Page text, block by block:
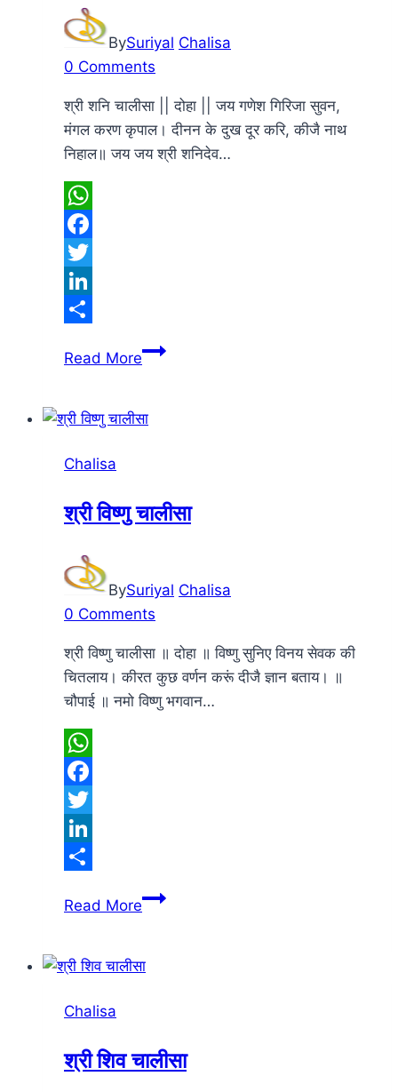
BySuriyal Chalisa
0 Comments
श्री शनि चालीसा || दोहा || जय गणेश गिरिजा सुवन,
मंगल करण कृपाल। दीनन के दुख दूर करि, कीजै नाथ
निहाल॥ जय जय श्री शनिदेव…
WhatsApp
Facebook
Twitter
LinkedIn
Read Moreश्री
Chalisa
श्री विष्णु चालीसा
BySuriyal Chalisa
0 Comments
श्री विष्णु चालीसा ॥ दोहा ॥ विष्णु सुनिए विनय सेवक की
चितलाय। कीरत कुछ वर्णन करूं दीजै ज्ञान बताय। ॥
चौपाई ॥ नमो विष्णु भगवान…
WhatsApp
Facebook
Twitter
LinkedIn
Read Moreश्री
Chalisa
श्री शिव चालीसा